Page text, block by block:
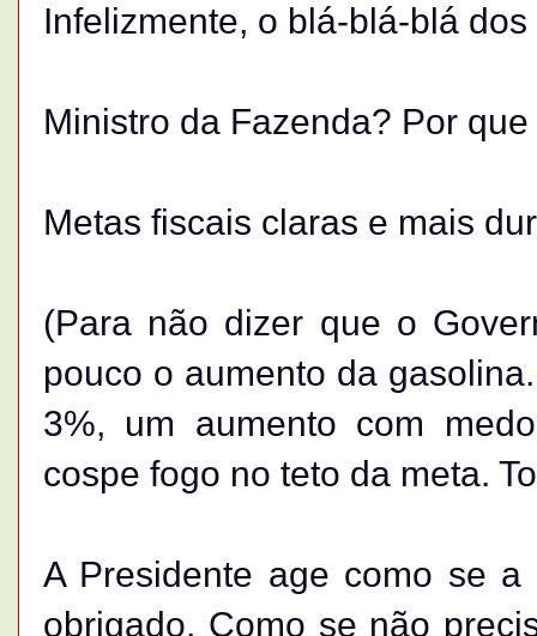
Infelizmente, o blá-blá-blá
Ministro da Fazenda? Por
Metas fiscais claras e mais
(Para não dizer que o
pouco o aumento da
3%, um aumento com
cospe fogo no teto da meta.
A Presidente age como se
obrigado. Como se não